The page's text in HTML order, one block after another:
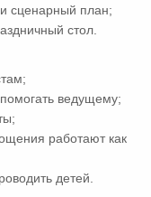
сценарный план;
стол.
ведущему;
работают как
детей.